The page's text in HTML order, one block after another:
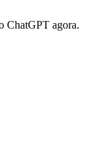
ChatGPT agora.